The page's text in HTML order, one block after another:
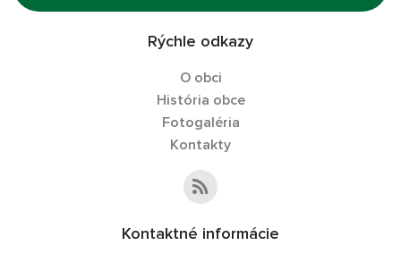
Rýchle odkazy
O obci
História obce
Fotogaléria
Kontakty
Kontaktné informácie